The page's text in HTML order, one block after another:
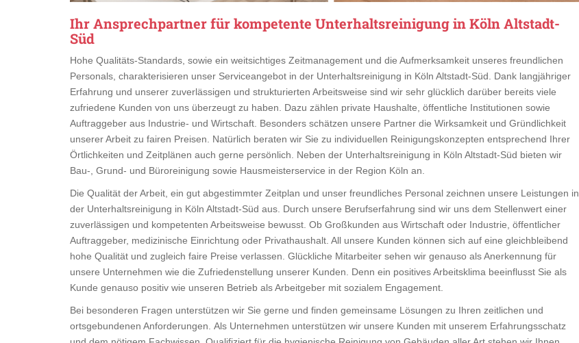
Ihr Ansprechpartner für kompetente Unterhaltsreinigung in Köln Altstadt-
Süd
Hohe Qualitäts-Standards, sowie ein weitsichtiges Zeitmanagement und die Aufmerksamkeit unseres freundlichen
Personals, charakterisieren unser Serviceangebot in der Unterhaltsreinigung in Köln Altstadt-Süd. Dank langjähriger
Erfahrung und unserer zuverlässigen und strukturierten Arbeitsweise sind wir sehr glücklich darüber bereits viele
zufriedene Kunden von uns überzeugt zu haben. Dazu zählen private Haushalte, öffentliche Institutionen sowie
Auftraggeber aus Industrie- und Wirtschaft. Besonders schätzen unsere Partner die Wirksamkeit und Gründlichkeit
unserer Arbeit zu fairen Preisen. Natürlich beraten wir Sie zu individuellen Reinigungskonzepten entsprechend Ihrer
Örtlichkeiten und Zeitplänen auch gerne persönlich. Neben der Unterhaltsreinigung in Köln Altstadt-Süd bieten wir
Bau-, Grund- und Büroreinigung sowie Hausmeisterservice in der Region Köln an.
Die Qualität der Arbeit, ein gut abgestimmter Zeitplan und unser freundliches Personal zeichnen unsere Leistungen in
der Unterhaltsreinigung in Köln Altstadt-Süd aus. Durch unsere Berufserfahrung sind wir uns dem Stellenwert einer
zuverlässigen und kompetenten Arbeitsweise bewusst. Ob Großkunden aus Wirtschaft oder Industrie, öffentlicher
Auftraggeber, medizinische Einrichtung oder Privathaushalt. All unsere Kunden können sich auf eine gleichbleibend
hohe Qualität und zugleich faire Preise verlassen. Glückliche Mitarbeiter sehen wir genauso als Anerkennung für
unsere Unternehmen wie die Zufriedenstellung unserer Kunden. Denn ein positives Arbeitsklima beeinflusst Sie als
Kunde genauso positiv wie unseren Betrieb als Arbeitgeber mit sozialem Engagement.
Bei besonderen Fragen unterstützen wir Sie gerne und finden gemeinsame Lösungen zu Ihren zeitlichen und
ortsgebundenen Anforderungen. Als Unternehmen unterstützen wir unsere Kunden mit unserem Erfahrungsschatz